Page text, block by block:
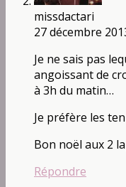
missdactari
27 décembre
Je ne sais pas
angoissant de
à 3h du matin…
Je préfère les
Bon noël aux 2
Répondre